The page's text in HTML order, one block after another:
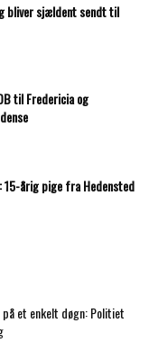
bliver sjældent sendt til
til Fredericia og
årig pige fra Hedensted
et enkelt døgn: Politiet